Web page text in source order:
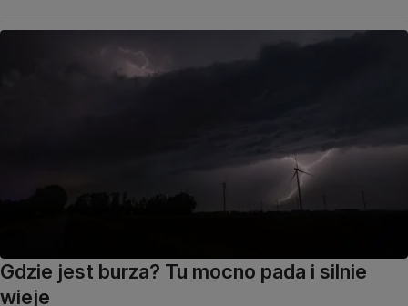
Gdzie jest burza? Tu mocno pada i silnie
wieje